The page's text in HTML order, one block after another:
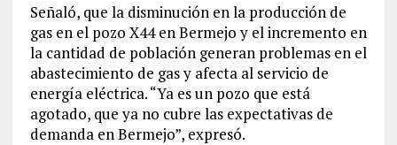
Señaló, que la disminución en la producción de
gas en el pozo X44 en Bermejo y el incremento en
la cantidad de población generan problemas en el
abastecimiento de gas y afecta al servicio de
energía eléctrica. “Ya es un pozo que está
agotado, que ya no cubre las expectativas de
demanda en Bermejo”, expresó.